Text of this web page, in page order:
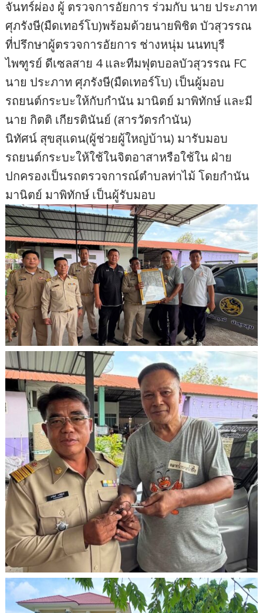
จันทร์ผ่อง ผู้ ตรวจการอัยการ ร่วมกับ นาย ประภาท
ศุภรังษี(มืดเทอร์โบ)พร้อมด้วยนายพิชิต บัวสุวรรณ
ที่ปรึกษาผู้ตรวจการอัยการ ช่างหนุ่ม นนทบุรี
ไพฑูรย์ ดีเซลสาย 4 และทีมฟุตบอลบัวสุวรรณ FC
นาย ประภาท ศุภรังษี(มืดเทอร์โบ) เป็นผู้มอบ
รถยนต์กระบะให้กับกำนัน มานิตย์ มาพิทักษ์ และมี
นาย กิตติ เกียรตินันย์ (สารวัตรกำนัน)
นิทัศน์ สุขสุแดน(ผู้ช่วยผู้ใหญ่บ้าน) มารับมอบ
รถยนต์กระบะให้ใช้ในจิตอาสาหรือใช้ใน ฝ่าย
ปกครองเป็นรถตรวจการณ์ตำบลท่าไม้ โดยกำนัน
มานิตย์ มาพิทักษ์ เป็นผู้รับมอบ